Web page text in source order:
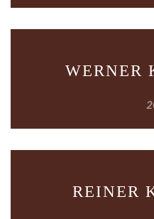
WERNER
REINER